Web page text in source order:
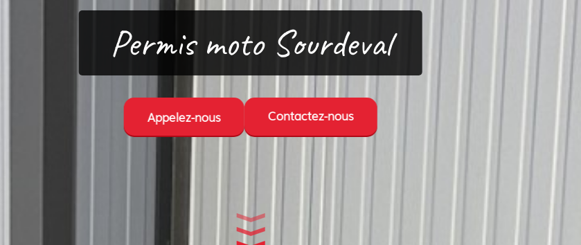
Permis moto Sourdeval
Appelez-nous Contactez-nous